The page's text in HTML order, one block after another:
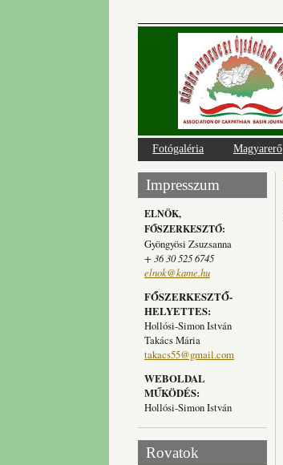
Fotógaléria Magyarerő
Impresszum
ELNÖK,
FŐSZERKESZTŐ:
Gyöngyösi Zsuzsanna
+ 36 30 525 6745
elnok@kame.hu
FŐSZERKESZTŐ-
HELYETTES:
Hollósi-Simon István
Takács Mária
takacs55@gmail.com
WEBOLDAL
MŰKÖDÉS:
Hollósi-Simon István
Rovatok